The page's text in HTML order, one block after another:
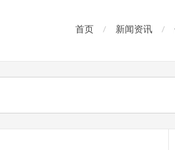
首页 新闻资讯